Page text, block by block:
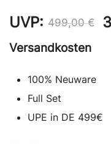
UVP: 499,00€
Versandkosten
100% Neuware
Full Set
UPE in DE 499€